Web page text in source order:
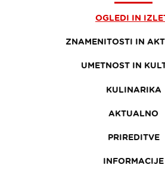
OGLEDI IN
ZNAMENITOSTI IN
UMETNOST IN
KULINARIKA
AKTUALNO
PRIREDITVE
INFORMACIJE